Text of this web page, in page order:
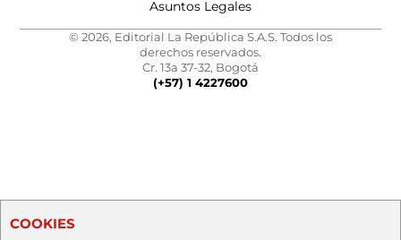
Asuntos Legales
© 2026, Editorial La República S.A.S. Todos los
derechos reservados.
Cr. 13a 37-32, Bogotá
(+57) 1 4227600
COOKIES